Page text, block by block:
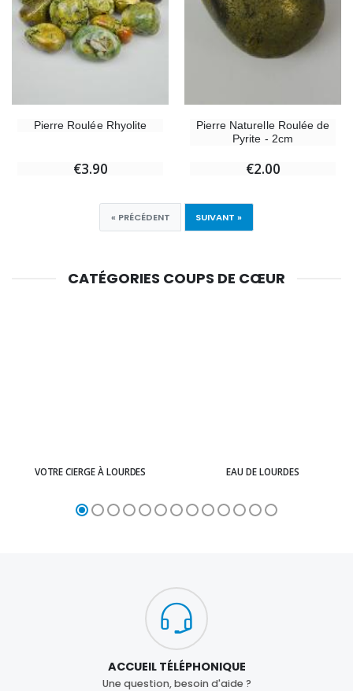
Pierre Roulée Rhyolite
€3.90
Pierre Naturelle Roulée de
Pyrite - 2cm
€2.00
« PRÉCÉDENT SUIVANT »
CATÉGORIES COUPS DE CŒUR
VOTRE CIERGE À LOURDES EAU DE LOURDES
ACCUEIL TÉLÉPHONIQUE
Une question, besoin d'aide ?